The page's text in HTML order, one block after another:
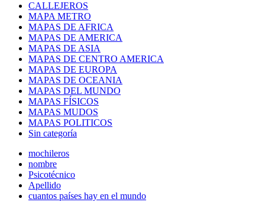
CALLEJEROS
MAPA METRO
MAPAS DE AFRICA
MAPAS DE AMERICA
MAPAS DE ASIA
MAPAS DE CENTRO AMERICA
MAPAS DE EUROPA
MAPAS DE OCEANIA
MAPAS DEL MUNDO
MAPAS FÍSICOS
MAPAS MUDOS
MAPAS POLITICOS
Sin categoría
mochileros
nombre
Psicotécnico
Apellido
cuantos países hay en el mundo